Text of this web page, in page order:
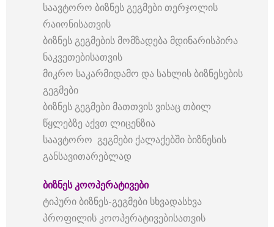
საავტორო ბიზნეს გეგმები თერჯოლის
რაიონისათვის
ბიზნეს გეგმების მომზადება მდინარისპირა
ნაკვეთებისათვის
მიკრო საკარმიდამო და სახლის ბიზნესების
გეგმები
ბიზნეს გეგმები მათთვის ვისაც თბილ
წყლებზე აქვთ ლიცენზია
საავტორო გეგმები ქალაქებში ბიზნესის
განსავითარებლად
ბიზნეს კოოპერატივები
ტიპური ბიზნეს-გეგმები სხვადასხვა
პროფილის კოოპერატივებისათვის